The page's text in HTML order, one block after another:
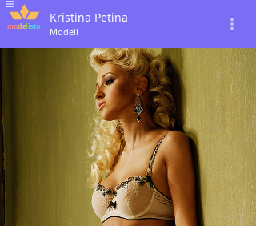
Kristina Petina
Modell